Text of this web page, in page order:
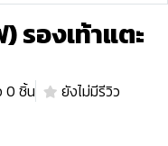
รองเท้าแตะ
0 ชิ้น
ยังไม่มีรีวิว